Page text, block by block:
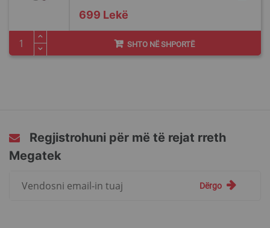
699 Lekë
SHTO NË SHPORTË
Regjistrohuni për më të rejat rreth
Megatek
Dërgo